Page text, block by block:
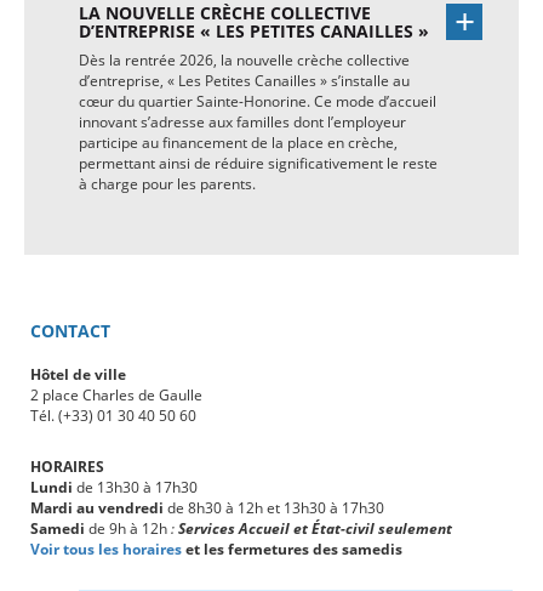
LA NOUVELLE CRÈCHE COLLECTIVE
D’ENTREPRISE « LES PETITES CANAILLES »
Dès la rentrée 2026, la nouvelle crèche collective
d’entreprise, « Les Petites Canailles » s’installe au
cœur du quartier Sainte-Honorine. Ce mode d’accueil
innovant s’adresse aux familles dont l’employeur
participe au financement de la place en crèche,
permettant ainsi de réduire significativement le reste
à charge pour les parents.
CONTACT
Hôtel de ville
2 place Charles de Gaulle
Tél. (+33) 01 30 40 50 60
HORAIRES
Lundi de 13h30 à 17h30
Mardi au vendredi de 8h30 à 12h et 13h30 à 17h30
Samedi de 9h à 12h:Services Accueil et État-civil seulement
Voir tous les horaireset les fermetures des samedis